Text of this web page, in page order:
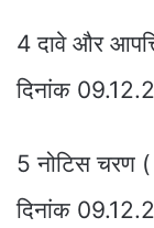
4 दावे और
दिनांक
5 नोटिस चरण
दिनांक